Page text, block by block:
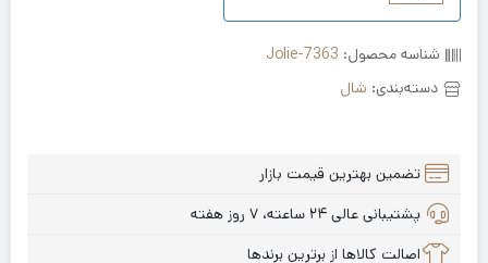
شناسه محصول: Jolie-7363
دسته‌بندی: شال
تضمین بهترین قیمت بازار
پشتیبانی عالی ۲۴ ساعته، ۷ روز هفته
اصالت کالاها از برترین برندها